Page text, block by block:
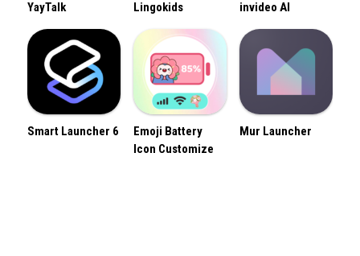
YayTalk Lingokids invideo AI
Smart Launcher 6
Emoji Battery
Icon Customize
Mur Launcher